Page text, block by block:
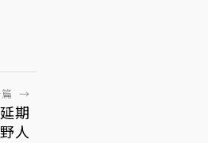
→
期
人